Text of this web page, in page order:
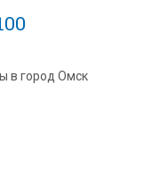
в город Омск